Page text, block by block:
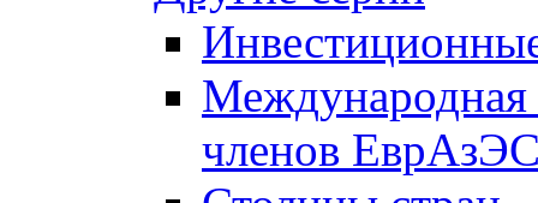
Международная
членов